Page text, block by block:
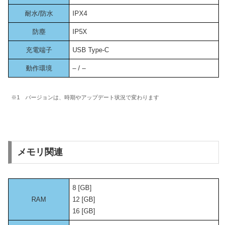
耐水/防水 IPX4
防塵 IP5X
充電端子 USB Type-C
動作環境 – / –
※1 バージョンは、時期やアップデート状況で変わります
メモリ関連
RAM
8 [GB]
12 [GB]
16 [GB]